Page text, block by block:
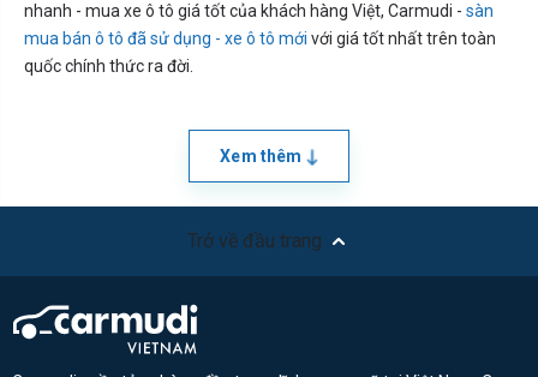
nhanh - mua xe ô tô giá tốt của khách hàng Việt, Carmudi - sàn
mua bán ô tô đã sử dụng - xe ô tô mới với giá tốt nhất trên toàn
quốc chính thức ra đời.
Xem thêm
Trở về đầu trang